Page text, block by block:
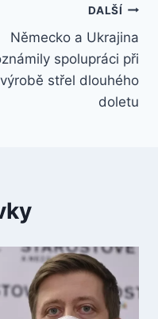
DALŠÍ
Německo a Ukrajina
spolupráci při
výrobě střel dlouhého
doletu